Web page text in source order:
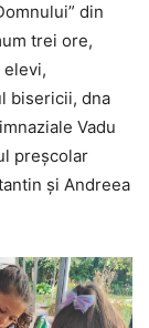
din
trei ore,
elevi,
bisericii, dna
Vadu
preșcolar
și Andreea